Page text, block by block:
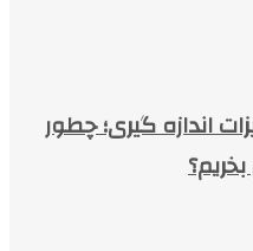
اندازه گیری؛ چطور
بخریم؟